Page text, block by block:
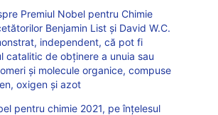
Premiul Nobel pentru Chimie
Benjamin List şi David W.C.
independent, că pot fi
catalitic de obținere a unuia sau
și molecule organice, compuse
oxigen și azot
pentru chimie 2021, pe înțelesul